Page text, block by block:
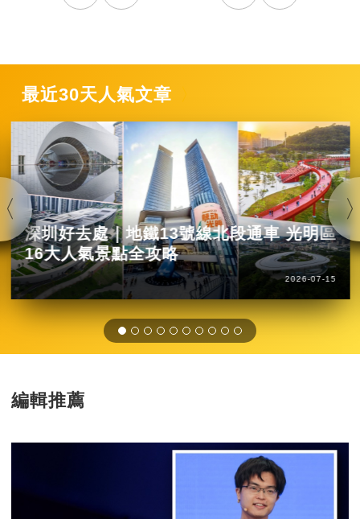
最近30天人氣文章
深圳好去處｜地鐵13號線北段通車 光明區
16大人氣景點全攻略
2026-07-15
編輯推薦